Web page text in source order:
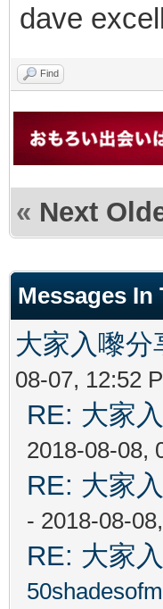
dave
Find
« Next
Messages In
大家入嚟
08-07, 12:52
RE: 大家
2018-08-08,
RE: 大家
- 2018-08-
RE: 大家